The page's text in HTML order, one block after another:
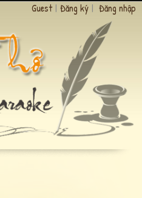
Guest | Đăng ký | Đăng nhập